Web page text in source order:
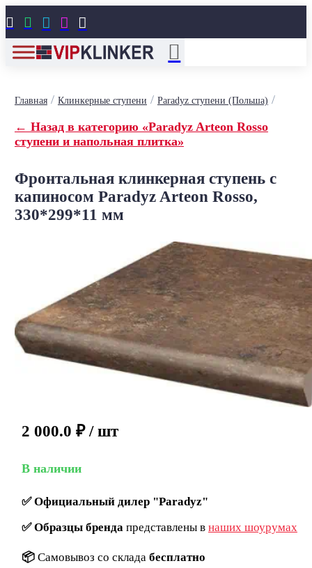
    
Главная/ Клинкерные ступени / Paradyz ступени (Польша) /
← Назад в категорию «Paradyz Arteon Rosso
ступени и напольная плитка»
Фронтальная клинкерная ступень с
капиносом Paradyz Arteon Rosso,
330*299*11 мм
2 000.0 ₽ / шт
В наличии
✅Официальный дилер "Paradyz"
✅Образцы брендапредставлены в наших шоурумах
📦 Самовывоз со склада бесплатно